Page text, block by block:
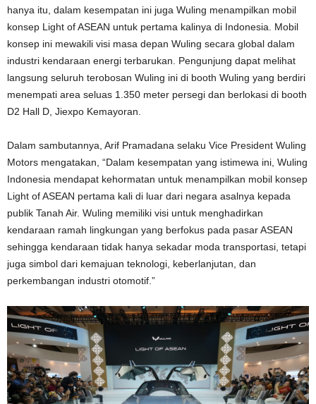
hanya itu, dalam kesempatan ini juga Wuling menampilkan mobil
konsep Light of ASEAN untuk pertama kalinya di Indonesia. Mobil
konsep ini mewakili visi masa depan Wuling secara global dalam
industri kendaraan energi terbarukan. Pengunjung dapat melihat
langsung seluruh terobosan Wuling ini di booth Wuling yang berdiri
menempati area seluas 1.350 meter persegi dan berlokasi di booth
D2 Hall D, Jiexpo Kemayoran.
Dalam sambutannya, Arif Pramadana selaku Vice President Wuling
Motors mengatakan, “Dalam kesempatan yang istimewa ini, Wuling
Indonesia mendapat kehormatan untuk menampilkan mobil konsep
Light of ASEAN pertama kali di luar dari negara asalnya kepada
publik Tanah Air. Wuling memiliki visi untuk menghadirkan
kendaraan ramah lingkungan yang berfokus pada pasar ASEAN
sehingga kendaraan tidak hanya sekadar moda transportasi, tetapi
juga simbol dari kemajuan teknologi, keberlanjutan, dan
perkembangan industri otomotif.”